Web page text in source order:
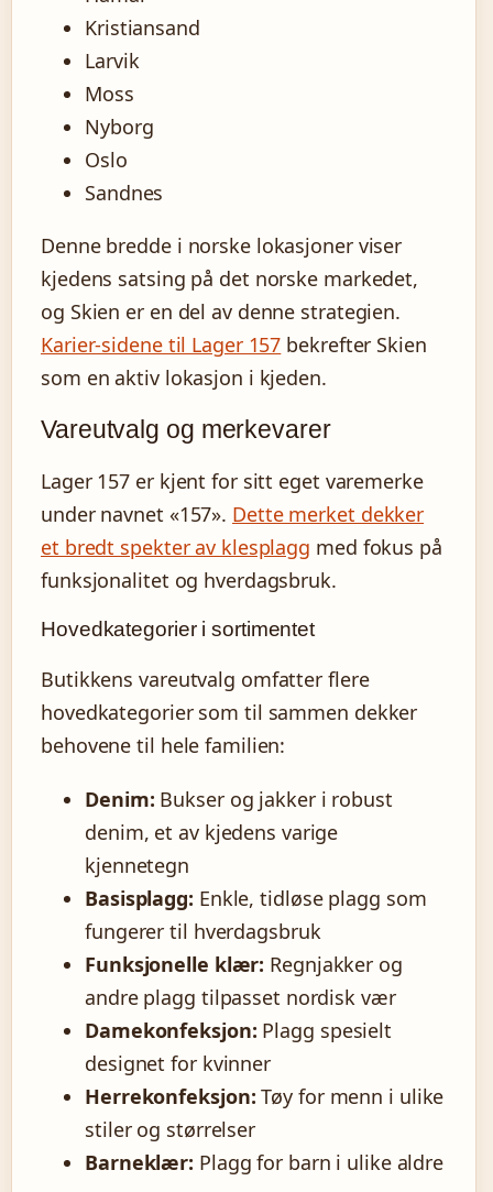
Kristiansand
Larvik
Moss
Nyborg
Oslo
Sandnes
Denne bredde i norske lokasjoner viser
kjedens satsing på det norske markedet,
og Skien er en del av denne strategien.
Karier-sidene til Lager 157 bekrefter Skien
som en aktiv lokasjon i kjeden.
Vareutvalg og merkevarer
Lager 157 er kjent for sitt eget varemerke
under navnet «157». Dette merket dekker
et bredt spekter av klesplagg med fokus på
funksjonalitet og hverdagsbruk.
Hovedkategorier i sortimentet
Butikkens vareutvalg omfatter flere
hovedkategorier som til sammen dekker
behovene til hele familien:
Denim: Bukser og jakker i robust
denim, et av kjedens varige
kjennetegn
Basisplagg: Enkle, tidløse plagg som
fungerer til hverdagsbruk
Funksjonelle klær: Regnjakker og
andre plagg tilpasset nordisk vær
Damekonfeksjon: Plagg spesielt
designet for kvinner
Herrekonfeksjon: Tøy for menn i ulike
stiler og størrelser
Barneklær: Plagg for barn i ulike aldre